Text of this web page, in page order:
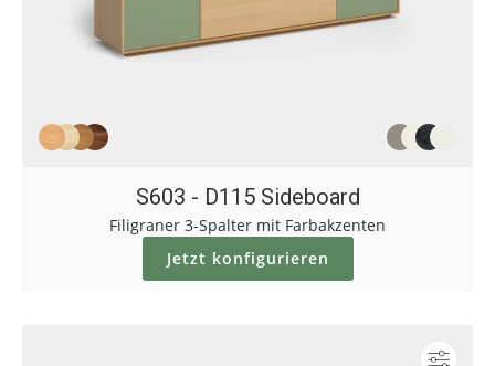
S603 - D115 Sideboard
Filigraner 3-Spalter mit Farbakzenten
Jetzt konfigurieren